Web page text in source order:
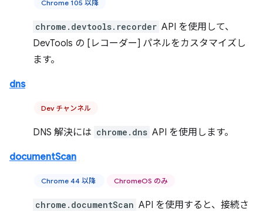
Chrome 105 以降
chrome.devtools.recorder API を使用して、
DevTools の [レコーダー] パネルをカスタマイズし
ます。
dns
Dev チャンネル
DNS 解決には chrome.dns API を使用します。
documentScan
Chrome 44 以降 ChromeOS のみ
chrome.documentScan API を使用すると、接続さ